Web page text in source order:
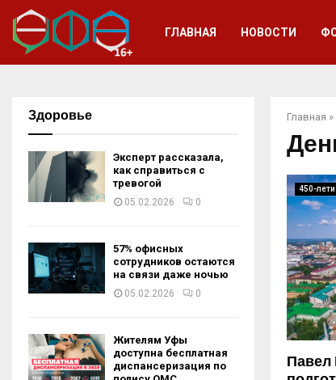
ГЛАВНАЯ НОВОСТИ
Главная »
450-
Павел
Здоровье
Эксперт рассказала,
как справиться с
тревогой
05.02.2026 0
57% офисных
сотрудников остаются
на связи даже ночью
05.02.2026 0
Жителям Уфы
доступна бесплатная
диспансеризация по